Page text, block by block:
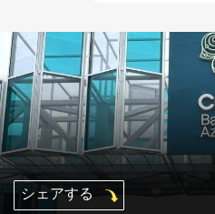
East Asia Secretariat
Korea Office
Kaohsiung Capacity Center
シェアする